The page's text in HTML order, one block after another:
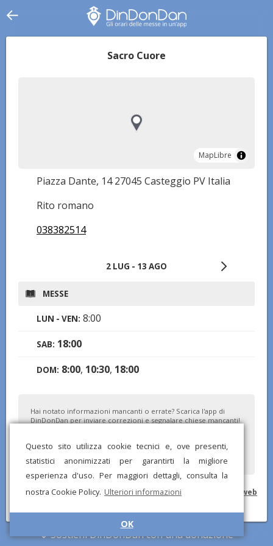
Questo sito utilizza cookie tecnici e, ove presenti,
statistici anonimizzati per garantirti la migliore
esperienza d'uso. Per maggiori dettagli, consulta la
nostra Cookie Policy. Ulteriori informazioni
OK
Sacro Cuore
MapLibre
MapLibre
Piazza Dante, 14 27045 Casteggio PV Italia
Rito romano
038382514
2 LUG - 13 AGO
MESSE
LUN - VEN: 8:00
SAB: 18:00
DOM: 8:00, 10:30, 18:00
Hai notato informazioni mancanti o errate? Scarica l'app di
DinDonDan per inviare correzioni e segnalare chiese mancanti!
© DinDonDan App 2026 –Privacy Policy–Inserisci sul tuo sito web
Sostieni DinDonDan con una donazione